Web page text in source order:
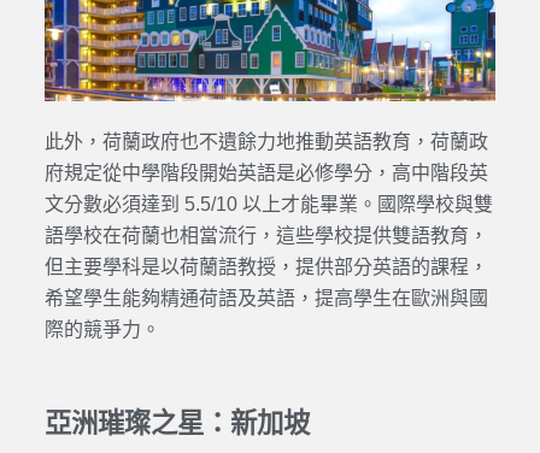
此外，荷蘭政府也不遺餘力地推動英語教育，荷蘭政
府規定從中學階段開始英語是必修學分，高中階段英
文分數必須達到 5.5/10 以上才能畢業。國際學校與雙
語學校在荷蘭也相當流行，這些學校提供雙語教育，
但主要學科是以荷蘭語教授，提供部分英語的課程，
希望學生能夠精通荷語及英語，提高學生在歐洲與國
際的競爭力。
亞洲璀璨之星：新加坡